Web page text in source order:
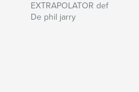
EXTRAPOLATOR def
De phil jarry